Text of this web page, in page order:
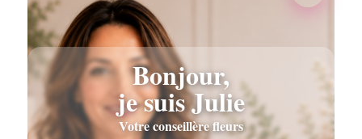
GERBE DEUIL ORMESSON-SUR-MARNE
Bonjour,
je suis Julie
Votre conseillère fleurs